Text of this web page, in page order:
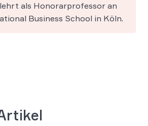
als Honorarprofessor an
Business School in Köln.